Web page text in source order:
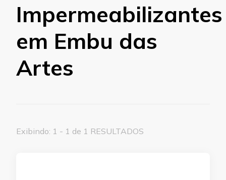
Impermeabilizantes
em Embu das
Artes
Exibindo: 1 - 1 de 1 RESULTADOS